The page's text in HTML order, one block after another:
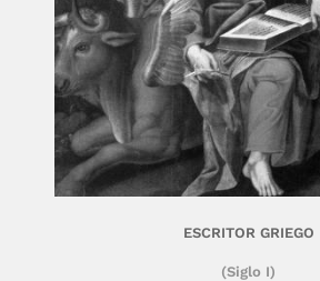
(Siglo I)
ESCRITOR GRIEGO